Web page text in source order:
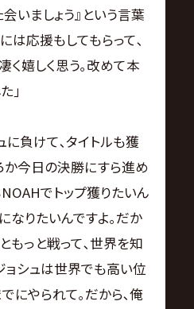
会いましょう』という言葉
は応援もしてもらって､
く嬉しく思う｡改めて本
｣
に負けて､タイトルも獲
か今日の決勝にすら進め
でトップ獲りたいん
なりたいんですよ｡だか
もっと戦って､世界を知
ョシュは世界でも高い位
にやられて｡だから､俺